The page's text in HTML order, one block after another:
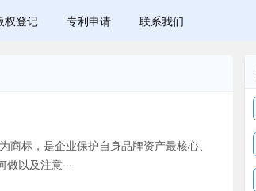
权登记 专利申请 联系我们
标，是企业保护自身品牌资产最核心、
以及注意···